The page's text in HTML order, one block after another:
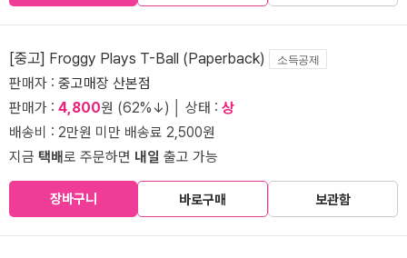
[중고] Froggy Plays T-Ball (Paperback) 소득공제
판매자 : 중고매장 산본점
판매가 : 4,800원 (62%↓) │ 상태 : 상
배송비 : 2만원 미만 배송료 2,500원
지금 택배로 주문하면 내일 출고 가능
장바구니 바로구매 보관함